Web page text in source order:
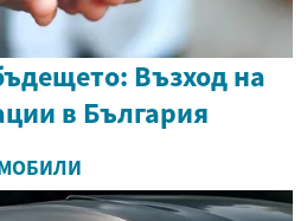
Възход на
в България